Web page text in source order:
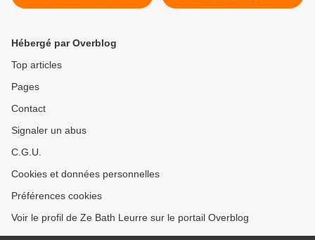
Hébergé par Overblog
Top articles
Pages
Contact
Signaler un abus
C.G.U.
Cookies et données personnelles
Préférences cookies
Voir le profil de Ze Bath Leurre sur le portail Overblog